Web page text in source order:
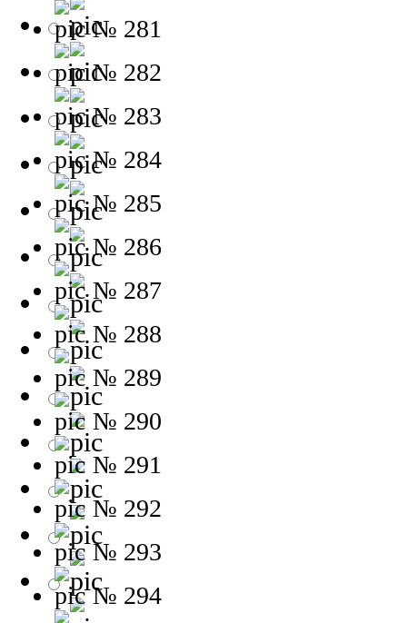
№ 281
№ 282
№ 283
№ 284
№ 285
№ 286
№ 287
№ 288
№ 289
№ 290
№ 291
№ 292
№ 293
№ 294